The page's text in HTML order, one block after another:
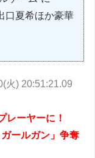
口夏希ほか豪華
火) 20:51:21.09
レーヤーに！
ールガン」争奪